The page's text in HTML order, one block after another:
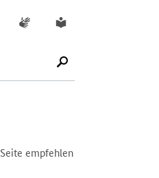
SUCHE STARTEN
Gebärdensprache
Leichte Sprache
Seite empfehlen